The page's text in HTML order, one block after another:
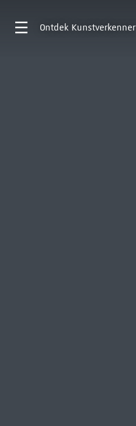
Ontdek Kunstverkenner